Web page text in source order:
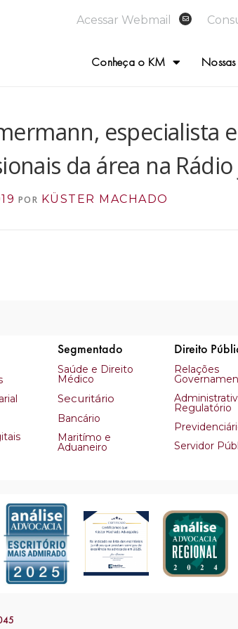
Acessar Webmail
Conheça o KM
especialista
da área na
POR KÜSTER MACHADO
Segmentado
Saúde e Direito
Médico
Securitário
Bancário
Maritímo e
Aduaneiro
Direito
Relações
Regulatório
Servidor